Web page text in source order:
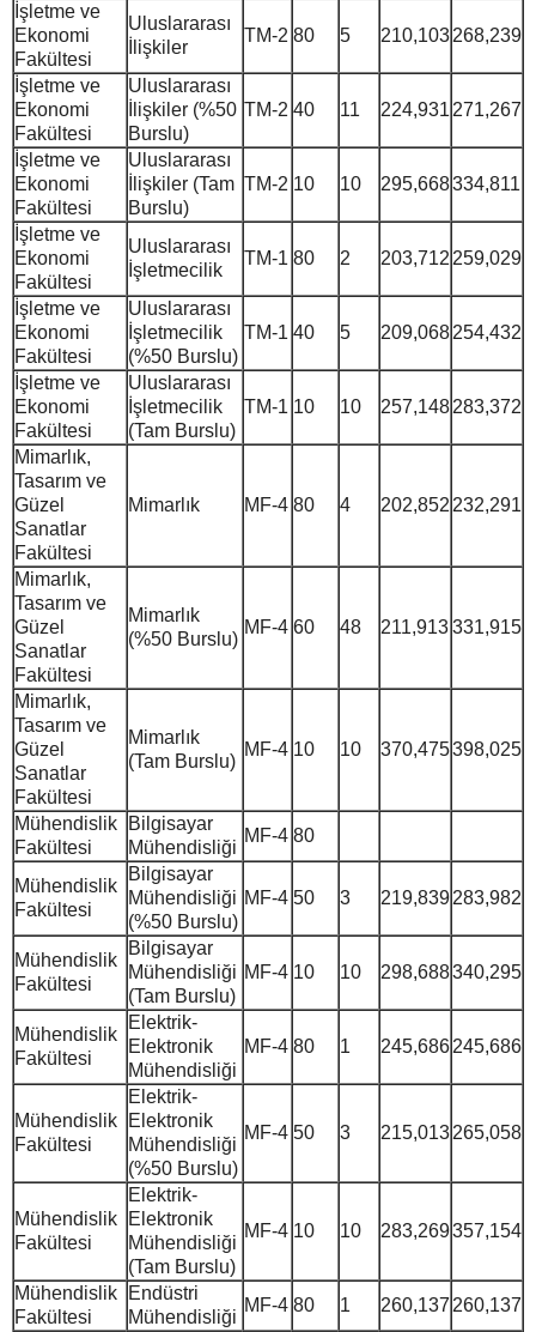
İşletme ve
Ekonomi
Fakültesi
Uluslararası
İlişkiler
TM-2 80 5 210,103268,239
İşletme ve
Ekonomi
Fakültesi
Uluslararası
İlişkiler (%50
Burslu)
TM-2 40 11 224,931271,267
İşletme ve
Ekonomi
Fakültesi
Uluslararası
İlişkiler (Tam
Burslu)
TM-2 10 10 295,668334,811
İşletme ve
Ekonomi
Fakültesi
Uluslararası
İşletmecilik
TM-1 80 2 203,712259,029
İşletme ve
Ekonomi
Fakültesi
Uluslararası
İşletmecilik
(%50 Burslu)
TM-1 40 5 209,068254,432
İşletme ve
Ekonomi
Fakültesi
Uluslararası
İşletmecilik
(Tam Burslu)
TM-1 10 10 257,148283,372
Mimarlık,
Tasarım ve
Güzel
Sanatlar
Fakültesi
Mimarlık MF-4 80 4 202,852232,291
Mimarlık,
Tasarım ve
Güzel
Sanatlar
Fakültesi
Mimarlık
(%50 Burslu)
MF-4 60 48 211,913331,915
Mimarlık,
Tasarım ve
Güzel
Sanatlar
Fakültesi
Mimarlık
(Tam Burslu)
MF-4 10 10 370,475398,025
Mühendislik
Fakültesi
Bilgisayar
Mühendisliği
MF-4 80
Mühendislik
Fakültesi
Bilgisayar
Mühendisliği
(%50 Burslu)
MF-4 50 3 219,839283,982
Mühendislik
Fakültesi
Bilgisayar
Mühendisliği
(Tam Burslu)
MF-4 10 10 298,688340,295
Mühendislik
Fakültesi
Elektrik-
Elektronik
Mühendisliği
MF-4 80 1 245,686245,686
Mühendislik
Fakültesi
Elektrik-
Elektronik
Mühendisliği
(%50 Burslu)
MF-4 50 3 215,013265,058
Mühendislik
Fakültesi
Elektrik-
Elektronik
Mühendisliği
(Tam Burslu)
MF-4 10 10 283,269357,154
Mühendislik
Fakültesi
Endüstri
Mühendisliği
MF-4 80 1 260,137260,137